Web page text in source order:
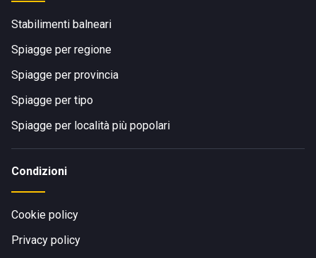
Stabilimenti balneari
Spiagge per regione
Spiagge per provincia
Spiagge per tipo
Spiagge per località più popolari
Condizioni
Cookie policy
Privacy policy